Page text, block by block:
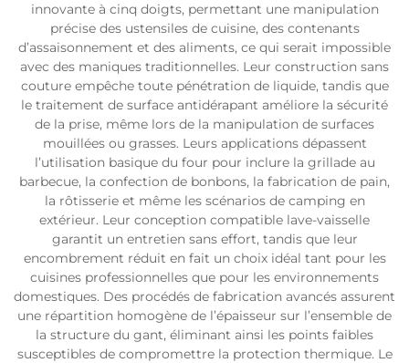
innovante à cinq doigts, permettant une manipulation
précise des ustensiles de cuisine, des contenants
d’assaisonnement et des aliments, ce qui serait impossible
avec des maniques traditionnelles. Leur construction sans
couture empêche toute pénétration de liquide, tandis que
le traitement de surface antidérapant améliore la sécurité
de la prise, même lors de la manipulation de surfaces
mouillées ou grasses. Leurs applications dépassent
l’utilisation basique du four pour inclure la grillade au
barbecue, la confection de bonbons, la fabrication de pain,
la rôtisserie et même les scénarios de camping en
extérieur. Leur conception compatible lave-vaisselle
garantit un entretien sans effort, tandis que leur
encombrement réduit en fait un choix idéal tant pour les
cuisines professionnelles que pour les environnements
domestiques. Des procédés de fabrication avancés assurent
une répartition homogène de l’épaisseur sur l’ensemble de
la structure du gant, éliminant ainsi les points faibles
susceptibles de compromettre la protection thermique. Le